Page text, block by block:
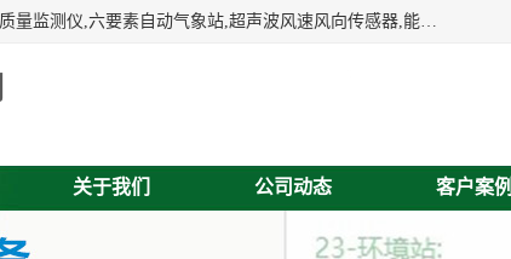
富奥通科技主营：气象五参数,气象六要素,微型自动气象站,网格化空气质量监测仪,六要素自动气象站,超声波风速风向传感器,能见度仪,大气微型站,交通自动气象站,高速路面结冰监测,路面状况传感器等。
关于我们 公司动态 客户案例